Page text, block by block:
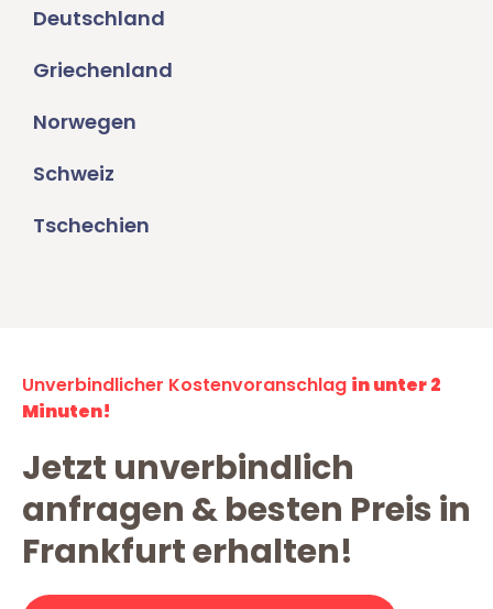
Deutschland
Griechenland
Norwegen
Schweiz
Tschechien
Unverbindlicher Kostenvoranschlag in unter 2
Minuten!
Jetzt unverbindlich
anfragen & besten Preis in
Frankfurt erhalten!